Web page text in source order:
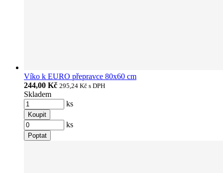
Víko k EURO přepravce 80x60 cm
244,00 Kč 295,24 Kč s DPH
Skladem
ks
Koupit
ks
Poptat